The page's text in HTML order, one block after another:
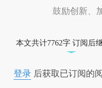
鼓励创新、
本文共计7762字 订阅后
登录后获取已订阅的